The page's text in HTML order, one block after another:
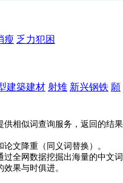
瘦 乏力犯困
建築建材 射雉 新兴钢铁 願
供相似词查询服务，返回的结果
文降重（同义词替换）。
全网数据挖掘出海量的中文词
果与时俱进。